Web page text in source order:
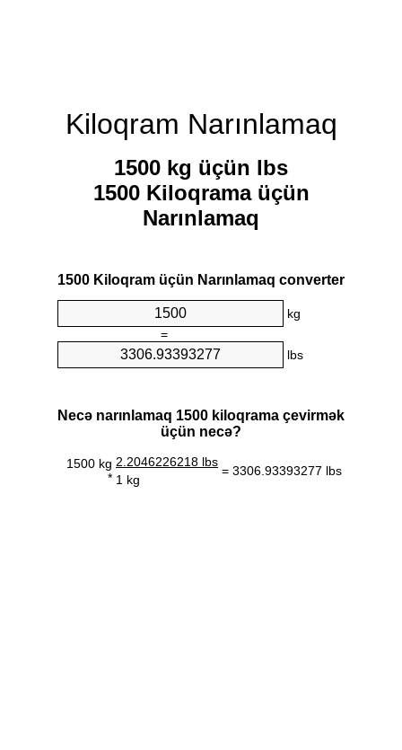
Kiloqram Narınlamaq
1500 kg üçün lbs
1500 Kiloqrama üçün
Narınlamaq
1500 Kiloqram üçün Narınlamaq converter
kg
=
lbs
Necə narınlamaq 1500 kiloqrama çevirmək
üçün necə?
1500 kg
*
2.2046226218 lbs
= 3306.93393277 lbs
1 kg